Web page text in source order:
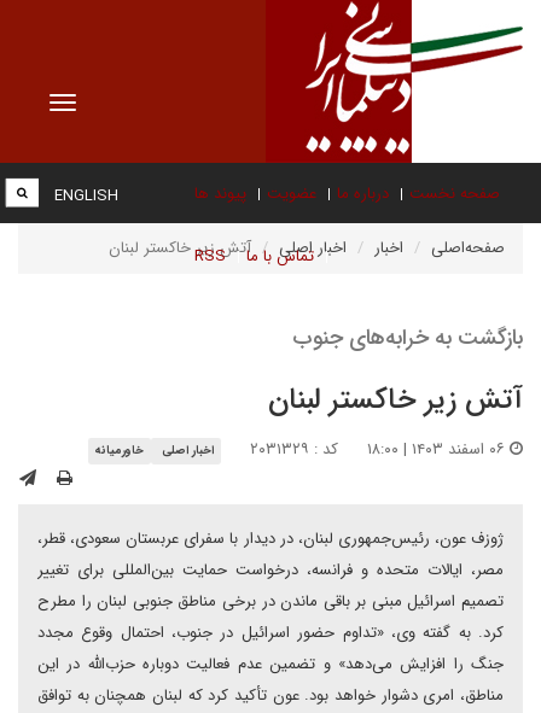
Toggle
صفحه نخست درباره ما عضویت پیوند ها
تماس با ما RSS
ENGLISH
صفحه‌اصلی اخبار اخبار اصلی آتش زیر خاکستر لبنان
بازگشت به خرابه‌های جنوب
آتش زیر خاکستر لبنان
کد : ۲۰۳۱۳۲۹ اخبار اصلی خاورمیانه
ژوزف عون، رئیس‌جمهوری لبنان، در دیدار با سفرای عربستان سعودی، قطر،
مصر، ایالات متحده و فرانسه، درخواست حمایت بین‌المللی برای تغییر
تصمیم اسرائیل مبنی بر باقی ماندن در برخی مناطق جنوبی لبنان را مطرح
کرد. به گفته وی، «تداوم حضور اسرائیل در جنوب، احتمال وقوع مجدد
جنگ را افزایش می‌دهد» و تضمین عدم فعالیت دوباره حزب‌الله در این
مناطق، امری دشوار خواهد بود. عون تأکید کرد که لبنان همچنان به توافق